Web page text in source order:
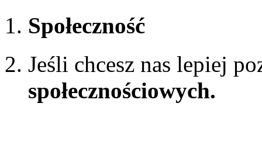
Społeczność
Jeśli chcesz nas lepiej
społecznościowych.